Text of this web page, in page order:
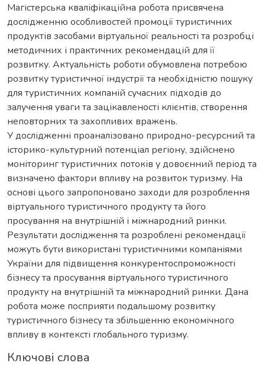
Магістерська кваліфікаційна робота присвячена
дослідженню особливостей промоції туристичних
продуктів засобами віртуальної реальності та розробці
методичних і практичних рекомендацій для її
розвитку. Актуальність роботи обумовлена потребою
розвитку туристичної індустрії та необхідністю пошуку
для туристичних компаній сучасних підходів до
залучення уваги та зацікавленості клієнтів, створення
неповторних та захопливих вражень.
У дослідженні проаналізовано природно-ресурсний та
історико-культурний потенціал регіону, здійснено
моніторинг туристичних потоків у довоєнний період та
визначено фактори впливу на розвиток туризму. На
основі цього запропоновано заходи для розроблення
віртуального туристичного продукту та його
просування на внутрішній і міжнародний ринки.
Результати дослідження та розроблені рекомендації
можуть бути використані туристичними компаніями
України для підвищення конкурентоспроможності
бізнесу та просування віртуального туристичного
продукту на внутрішній та міжнародний ринки. Дана
робота може посприяти подальшому розвитку
туристичного бізнесу та збільшенню економічного
впливу в контексті глобального туризму.
Ключові слова